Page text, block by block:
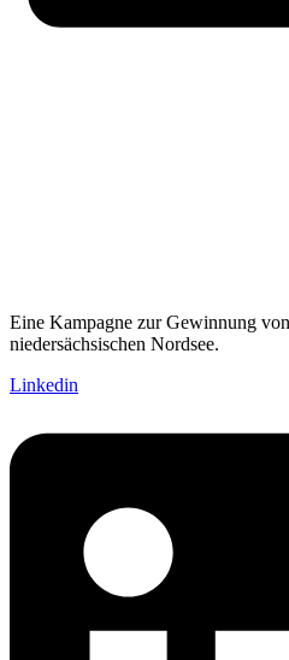
Eine Kampagne zur Gewinnung
niedersächsischen Nordsee.
Linkedin